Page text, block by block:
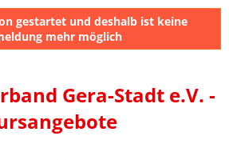
gestartet und deshalb ist keine
mehr möglich
Gera-Stadt e.V. -